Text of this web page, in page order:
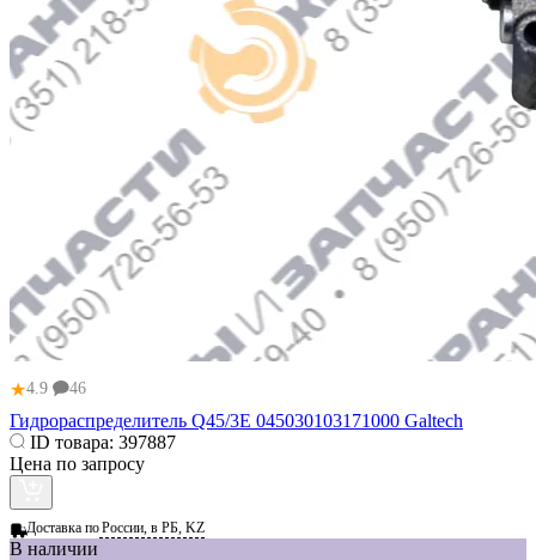
★4.9 46
Гидрораспределитель Q45/3E 045030103171000 Galtech
ID товара: 397887
Цена по запросу
Доставка поРоссии, в РБ, KZ
В наличии